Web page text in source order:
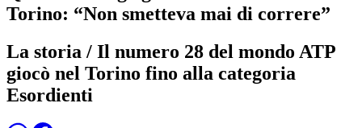
Torino: “Non smetteva mai di correre”
La storia / Il numero 28 del mondo ATP
giocò nel Torino fino alla categoria
Esordienti